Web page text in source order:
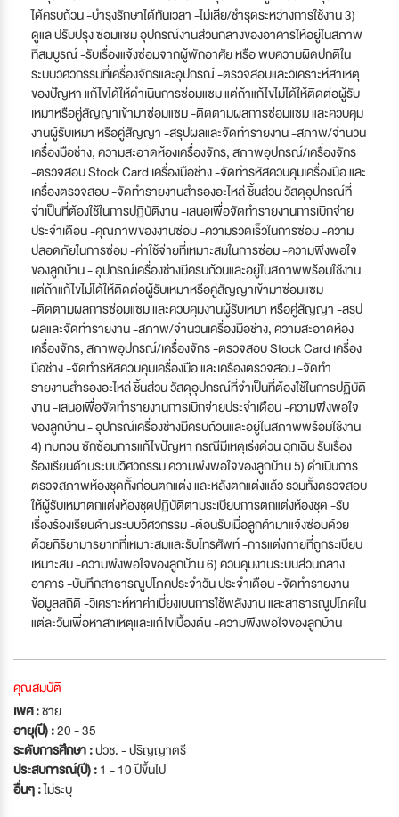
ได้ครบถ้วน -บำรุงรักษาได้ทันเวลา -ไม่เสีย/ชำรุดระหว่างการใช้งาน 3)
ดูแล ปรับปรุง ซ่อมแซม อุปกรณ์งานส่วนกลางของอาคารให้อยู่ในสภาพ
ที่สมบูรณ์ -รับเรื่องแจ้งซ่อมจากผู้พักอาศัย หรือ พบความผิดปกติใน
ระบบวิศวกรรมที่เครื่องจักรและอุปกรณ์ -ตรวจสอบและวิเคราะห์สาเหตุ
ของปัญหา แก้ไขได้ให้ดำเนินการซ่อมแซม แต่ถ้าแก้ไขไม่ได้ให้ติดต่อผู้รับ
เหมาหรือคู่สัญญาเข้ามาซ่อมแซม -ติดตามผลการซ่อมแซม และควบคุม
งานผู้รับเหมา หรือคู่สัญญา -สรุปผลและจัดทำรายงาน -สภาพ/จำนวน
เครื่องมือช่าง, ความสะอาดห้องเครื่องจักร, สภาพอุปกรณ์/เครื่องจักร
-ตรวจสอบ Stock Card เครื่องมือช่าง -จัดทำรหัสควบคุมเครื่องมือ และ
เครื่องตรวจสอบ -จัดทำรายงานสำรองอะไหล่ ชิ้นส่วน วัสดุอุปกรณ์ที่
จำเป็นที่ต้องใช้ในการปฏิบัติงาน -เสนอเพื่อจัดทำรายงานการเบิกจ่าย
ประจำเดือน -คุณภาพของงานซ่อม -ความรวดเร็วในการซ่อม -ความ
ปลอดภัยในการซ่อม -ค่าใช้จ่ายที่เหมาะสมในการซ่อม -ความพึงพอใจ
ของลูกบ้าน - อุปกรณ์เครื่องช่างมีครบถ้วนและอยู่ในสภาพพร้อมใช้งาน
แต่ถ้าแก้ไขไม่ได้ให้ติดต่อผู้รับเหมาหรือคู่สัญญาเข้ามาซ่อมแซม
-ติดตามผลการซ่อมแซม และควบคุมงานผู้รับเหมา หรือคู่สัญญา -สรุป
ผลและจัดทำรายงาน -สภาพ/จำนวนเครื่องมือช่าง, ความสะอาดห้อง
เครื่องจักร, สภาพอุปกรณ์/เครื่องจักร -ตรวจสอบ Stock Card เครื่อง
มือช่าง -จัดทำรหัสควบคุมเครื่องมือ และเครื่องตรวจสอบ -จัดทำ
รายงานสำรองอะไหล่ ชิ้นส่วน วัสดุอุปกรณ์ที่จำเป็นที่ต้องใช้ในการปฏิบัติ
งาน -เสนอเพื่อจัดทำรายงานการเบิกจ่ายประจำเดือน -ความพึงพอใจ
ของลูกบ้าน - อุปกรณ์เครื่องช่างมีครบถ้วนและอยู่ในสภาพพร้อมใช้งาน
4) ทบทวน ซักซ้อมการแก้ไขปัญหา กรณีมีเหตุเร่งด่วน ฉุกเฉิน รับเรื่อง
ร้องเรียนด้านระบบวิศวกรรม ความพึงพอใจของลูกบ้าน 5) ดำเนินการ
ตรวจสภาพห้องชุดทั้งก่อนตกแต่ง และหลังตกแต่งแล้ว รวมทั้งตรวจสอบ
ให้ผู้รับเหมาตกแต่งห้องชุดปฏิบัติตามระเบียบการตกแต่งห้องชุด -รับ
เรื่องร้องเรียนด้านระบบวิศวกรรม -ต้อนรับเมื่อลูกค้ามาแจ้งซ่อมด้วย
ด้วยกิริยามารยาทที่เหมาะสมและรับโทรศัพท์ -การแต่งกายที่ถูกระเบียบ
เหมาะสม -ความพึงพอใจของลูกบ้าน 6) ควบคุมงานระบบส่วนกลาง
อาคาร -บันทึกสาธารณูปโภคประจำวัน ประจำเดือน -จัดทำรายงาน
ข้อมูลสถิติ -วิเคราะห์หาค่าเบี่ยงเบนการใช้พลังงาน และสาธารณูปโภคใน
แต่ละวันเพื่อหาสาเหตุและแก้ไขเบื้องต้น -ความพึงพอใจของลูกบ้าน
คุณสมบัติ
เพศ :ชาย
อายุ(ปี) :20 - 35
ระดับการศึกษา :ปวช. - ปริญญาตรี
ประสบการณ์(ปี) :1 - 10 ปีขึ้นไป
อื่นๆ :ไม่ระบุ